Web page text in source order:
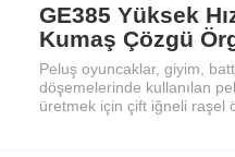
GE385 Yüksek
Kumaş Çözgü
Peluş oyuncaklar, giyim,
döşemelerinde kullanılan
üretmek için çift iğneli raşel